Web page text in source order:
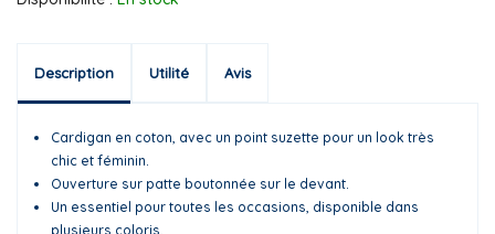
Description Utilité Avis
Cardigan en coton, avec un point suzette pour un look très
chic et féminin.
Ouverture sur patte boutonnée sur le devant.
Un essentiel pour toutes les occasions, disponible dans
plusieurs coloris.